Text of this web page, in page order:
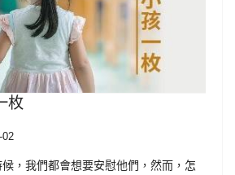
枚
02
，我們都會想要安慰他們，然而，怎